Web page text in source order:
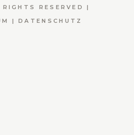
RESERVED |
|DATENSCHUTZ